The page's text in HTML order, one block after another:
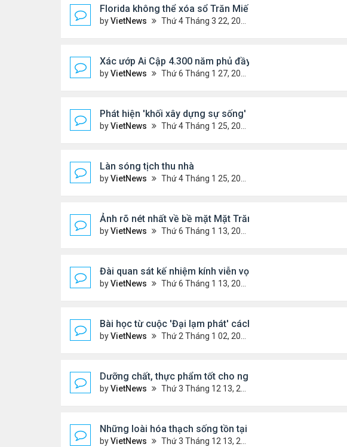
Florida không thể xóa sổ Trăn Miến Điện
byVietNews Thứ 4 Tháng 3 22, 2023 5:29 pm
Xác ướp Ai Cập 4.300 năm phủ đầy vàng lá
byVietNews Thứ 6 Tháng 1 27, 2023 2:01 pm
Phát hiện 'khối xây dựng sự sống' lạnh nhất vũ trụ
byVietNews Thứ 4 Tháng 1 25, 2023 4:26 pm
Làn sóng tịch thu nhà
byVietNews Thứ 4 Tháng 1 25, 2023 3:27 pm
Ảnh rõ nét nhất về bề mặt Mặt Trăng chụp từ Trái Đất
byVietNews Thứ 6 Tháng 1 13, 2023 1:28 pm
Đài quan sát kế nhiệm kính viễn vọng James Webb
byVietNews Thứ 6 Tháng 1 13, 2023 10:09 am
Bài học từ cuộc 'Đại lạm phát' cách đây 500 năm
byVietNews Thứ 2 Tháng 1 02, 2023 3:40 pm
Dưỡng chất, thực phẩm tốt cho người cao huyết áp
byVietNews Thứ 3 Tháng 12 13, 2022 11:14 am
Những loài hóa thạch sống tồn tại lâu nhất trên Trái Đất
byVietNews Thứ 3 Tháng 12 13, 2022 11:11 am